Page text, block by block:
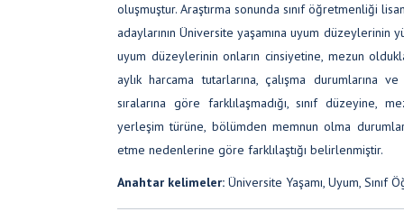
oluşmuştur. Araştırma sonunda sınıf öğretmenliği
adaylarının Üniversite yaşamına uyum düzeylerinin
uyum düzeylerinin onların cinsiyetine, mezun
aylık harcama tutarlarına, çalışma durumlarına
sıralarına göre farklılaşmadığı, sınıf düzeyine,
yerleşim türüne, bölümden memnun olma
etme nedenlerine göre farklılaştığı belirlenmiştir.
Anahtar kelimeler: Üniversite Yaşamı, Uyum, Sınıf